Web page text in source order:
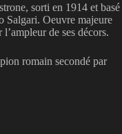
sorti en 1914 et basé
Salgari. Oeuvre majeure
de ses décors.
romain secondé par